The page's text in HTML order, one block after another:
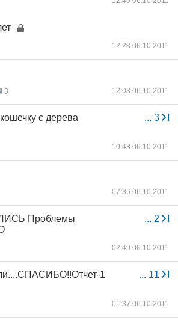
12:28 06.10.2011
3 12:03 06.10.2011
... 3
с дерева
10:43 06.10.2011
07:36 06.10.2011
... 2
Проблемы
02:49 06.10.2011
... 11
1
01:37 06.10.2011